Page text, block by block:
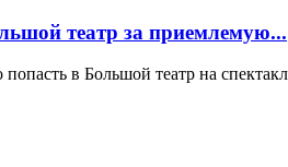
театр за приемлемую...
театр на спектакль